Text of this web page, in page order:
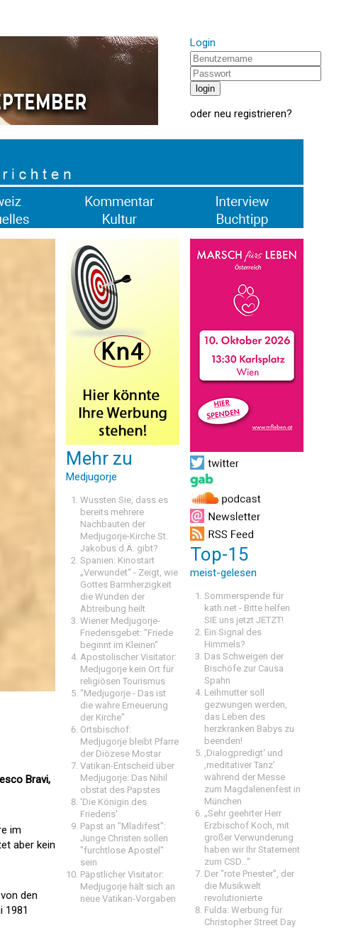
Login
oder neu registrieren?
Bravi,
im
aber kein
den
1981
Mehr zu
Medjugorje
Wussten Sie, dass es
bereits mehrere
Nachbauten der
Medjugorje-Kirche St.
Jakobus d.Ä. gibt?
Spanien: Kinostart
„Verwundet“ - Zeigt, wie
Gottes Barmherzigkeit
die Wunden der
Abtreibung heilt
Wiener Medjugorje-
Friedensgebet: "Friede
beginnt im Kleinen"
Apostolischer Visitator:
Medjugorje kein Ort für
religiösen Tourismus
"Medjugorje - Das ist
die wahre Erneuerung
der Kirche"
Ortsbischof:
Medjugorje bleibt Pfarre
der Diözese Mostar
Vatikan-Entscheid über
Medjugorje: Das Nihil
obstat des Papstes
'Die Königin des
Friedens'
Papst an "Mladifest":
Junge Christen sollen
"furchtlose Apostel"
sein
Päpstlicher Visitator:
Medjugorje hält sich an
neue Vatikan-Vorgaben
Top-15
meist-gelesen
Sommerspende für
kath.net - Bitte helfen
SIE uns jetzt JETZT!
Ein Signal des
Himmels?
Das Schweigen der
Bischöfe zur Causa
Spahn
Leihmutter soll
gezwungen werden,
das Leben des
herzkranken Babys zu
beenden!
‚Dialogpredigt‘ und
‚meditativer Tanz’
während der Messe
zum Magdalenenfest in
München
„Sehr geehrter Herr
Erzbischof Koch, mit
großer Verwunderung
haben wir Ihr Statement
zum CSD…“
Der "rote Priester", der
die Musikwelt
revolutionierte
Fulda: Werbung für
Christopher Street Day